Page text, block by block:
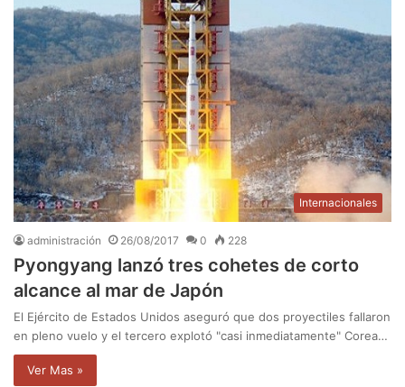
Internacionales
administración 26/08/2017 0 228
Pyongyang lanzó tres cohetes de corto
alcance al mar de Japón
El Ejército de Estados Unidos aseguró que dos proyectiles fallaron
en pleno vuelo y el tercero explotó "casi inmediatamente" Corea…
Ver Mas »